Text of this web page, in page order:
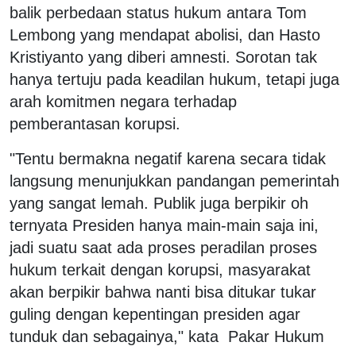
balik perbedaan status hukum antara Tom
Lembong yang mendapat abolisi, dan Hasto
Kristiyanto yang diberi amnesti. Sorotan tak
hanya tertuju pada keadilan hukum, tetapi juga
arah komitmen negara terhadap
pemberantasan korupsi.
"Tentu bermakna negatif karena secara tidak
langsung menunjukkan pandangan pemerintah
yang sangat lemah. Publik juga berpikir oh
ternyata Presiden hanya main-main saja ini,
jadi suatu saat ada proses peradilan proses
hukum terkait dengan korupsi, masyarakat
akan berpikir bahwa nanti bisa ditukar tukar
guling dengan kepentingan presiden agar
tunduk dan sebagainya," kata Pakar Hukum